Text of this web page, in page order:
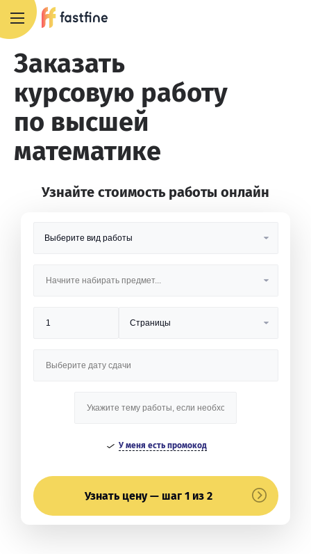
Заказать
курсовую работу
по высшей
математике
Узнайте стоимость работы онлайн
У меня есть промокод
Узнать цену — шаг 1 из 2